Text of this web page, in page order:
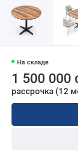
На складе
1 500 000
рассрочка (12